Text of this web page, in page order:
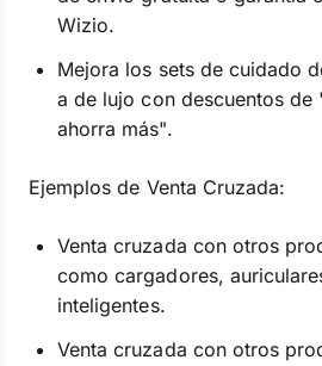
Wizio.
Mejora los sets de cuidado
a de lujo con descuentos de
ahorra más".
Ejemplos de Venta Cruzada:
Venta cruzada con otros
como cargadores,
inteligentes.
Venta cruzada con otros